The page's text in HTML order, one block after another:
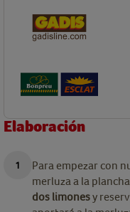
Elaboración
Para empezar con
merluza a la
dos limonesy